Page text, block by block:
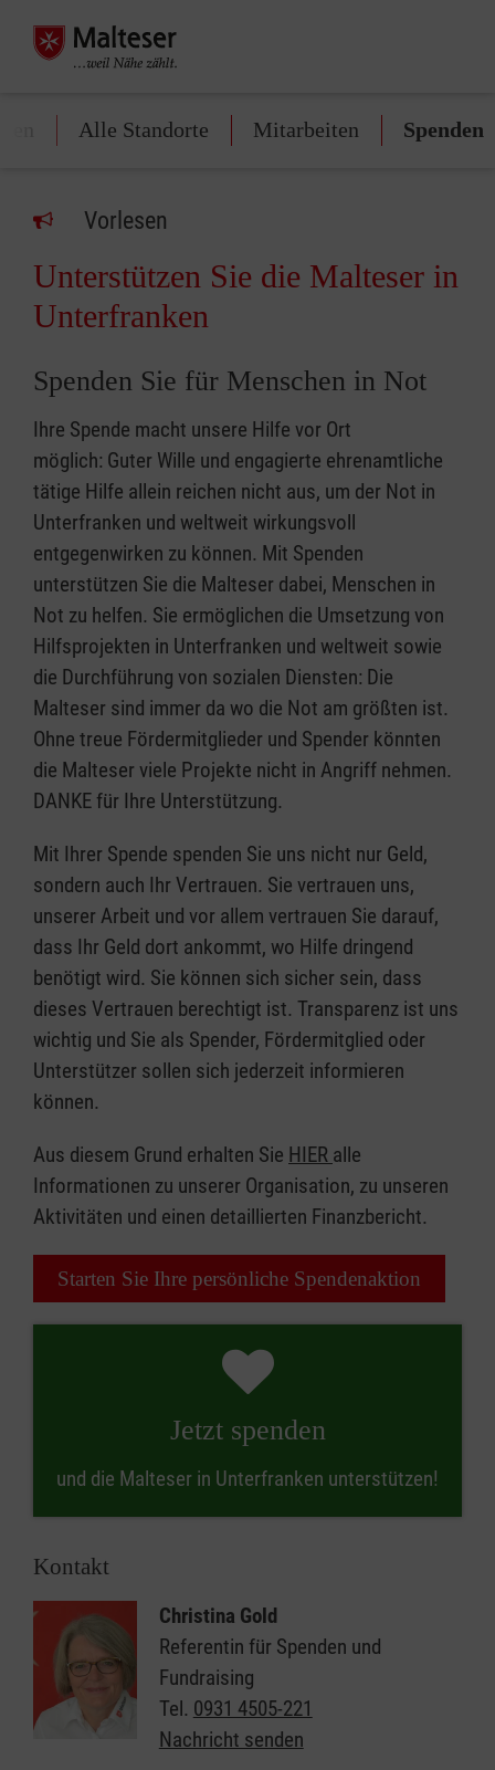
Alle Standorte Mitarbeiten Spenden
Vorlesen
Unterstützen Sie die Malteser in
Unterfranken
Spenden Sie für Menschen in Not
Ihre Spende macht unsere Hilfe vor Ort
möglich: Guter Wille und engagierte ehrenamtliche
tätige Hilfe allein reichen nicht aus, um der Not in
Unterfranken und weltweit wirkungsvoll
entgegenwirken zu können. Mit Spenden
unterstützen Sie die Malteser dabei, Menschen in
Not zu helfen. Sie ermöglichen die Umsetzung von
Hilfsprojekten in Unterfranken und weltweit sowie
die Durchführung von sozialen Diensten: Die
Malteser sind immer da wo die Not am größten ist.
Ohne treue Fördermitglieder und Spender könnten
die Malteser viele Projekte nicht in Angriff nehmen.
DANKE für Ihre Unterstützung.
Mit Ihrer Spende spenden Sie uns nicht nur Geld,
sondern auch Ihr Vertrauen. Sie vertrauen uns,
unserer Arbeit und vor allem vertrauen Sie darauf,
dass Ihr Geld dort ankommt, wo Hilfe dringend
benötigt wird. Sie können sich sicher sein, dass
dieses Vertrauen berechtigt ist. Transparenz ist uns
wichtig und Sie als Spender, Fördermitglied oder
Unterstützer sollen sich jederzeit informieren
können.
Aus diesem Grund erhalten Sie HIER alle
Informationen zu unserer Organisation, zu unseren
Aktivitäten und einen detaillierten Finanzbericht.
Starten Sie Ihre persönliche Spendenaktion
Jetzt spenden
und die Malteser in Unterfranken unterstützen!
Kontakt
Christina Gold
Referentin für Spenden und
Fundraising
Tel. 0931 4505-221
Nachricht senden